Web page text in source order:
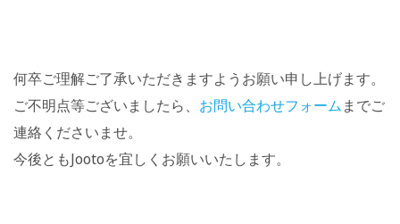
何卒ご理解ご了承いただきますようお願い申し上げます。
ご不明点等ございましたら、 お問い合わせフォームまでご
連絡くださいませ。
今後ともJootoを宜しくお願いいたします。